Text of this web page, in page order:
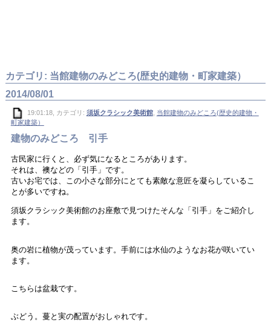
カテゴリ: 当館建物のみどころ(歴史的建物・町家建築）
2014/08/01
19:01:18, カテゴリ: 須坂クラシック美術館, 当館建物のみどころ(歴史的建物・
町家建築）
建物のみどころ 引手
古民家に行くと、必ず気になるところがあります。
それは、襖などの「引手」です。
古いお宅では、この小さな部分にとても素敵な意匠を凝らしているこ
とが多いですね。
須坂クラシック美術館のお座敷で見つけたそんな「引手」をご紹介し
ます。
奥の岩に植物が茂っています。手前には水仙のようなお花が咲いてい
ます。
こちらは盆栽です。
ぶどう。蔓と実の配置がおしゃれです。